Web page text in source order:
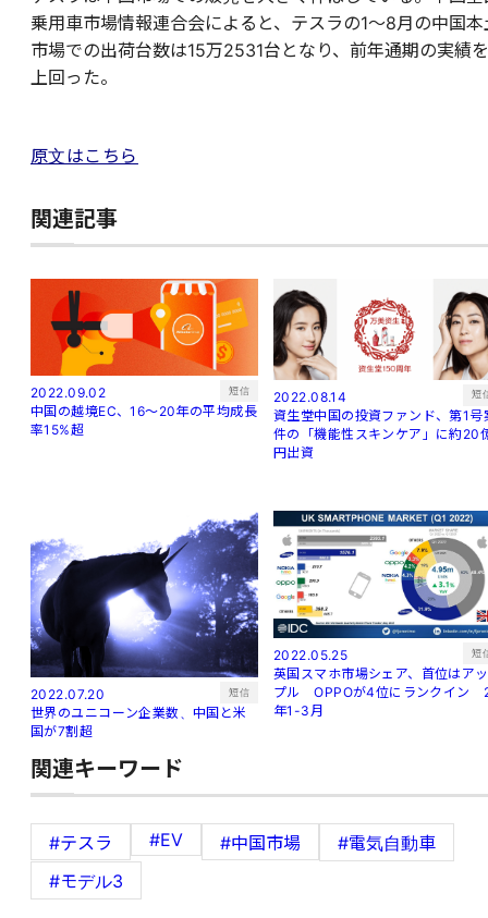
乗用車市場情報連合会によると、テスラの1～8月の中国本
市場での出荷台数は15万2531台となり、前年通期の実績を
上回った。
原文はこちら
関連記事
2022.09.02 短信
中国の越境EC、16～20年の平均成長
率15%超
2022.08.14 短
資生堂中国の投資ファンド、第1号
件の「機能性スキンケア」に約20
円出資
2022.07.20 短信
世界のユニコーン企業数、中国と米
国が7割超
2022.05.25 短
英国スマホ市場シェア、首位はアッ
プル OPPOが4位にランクイン
年1-3月
関連キーワード
#テスラ #EV #中国市場
#電気自動車
#モデル3